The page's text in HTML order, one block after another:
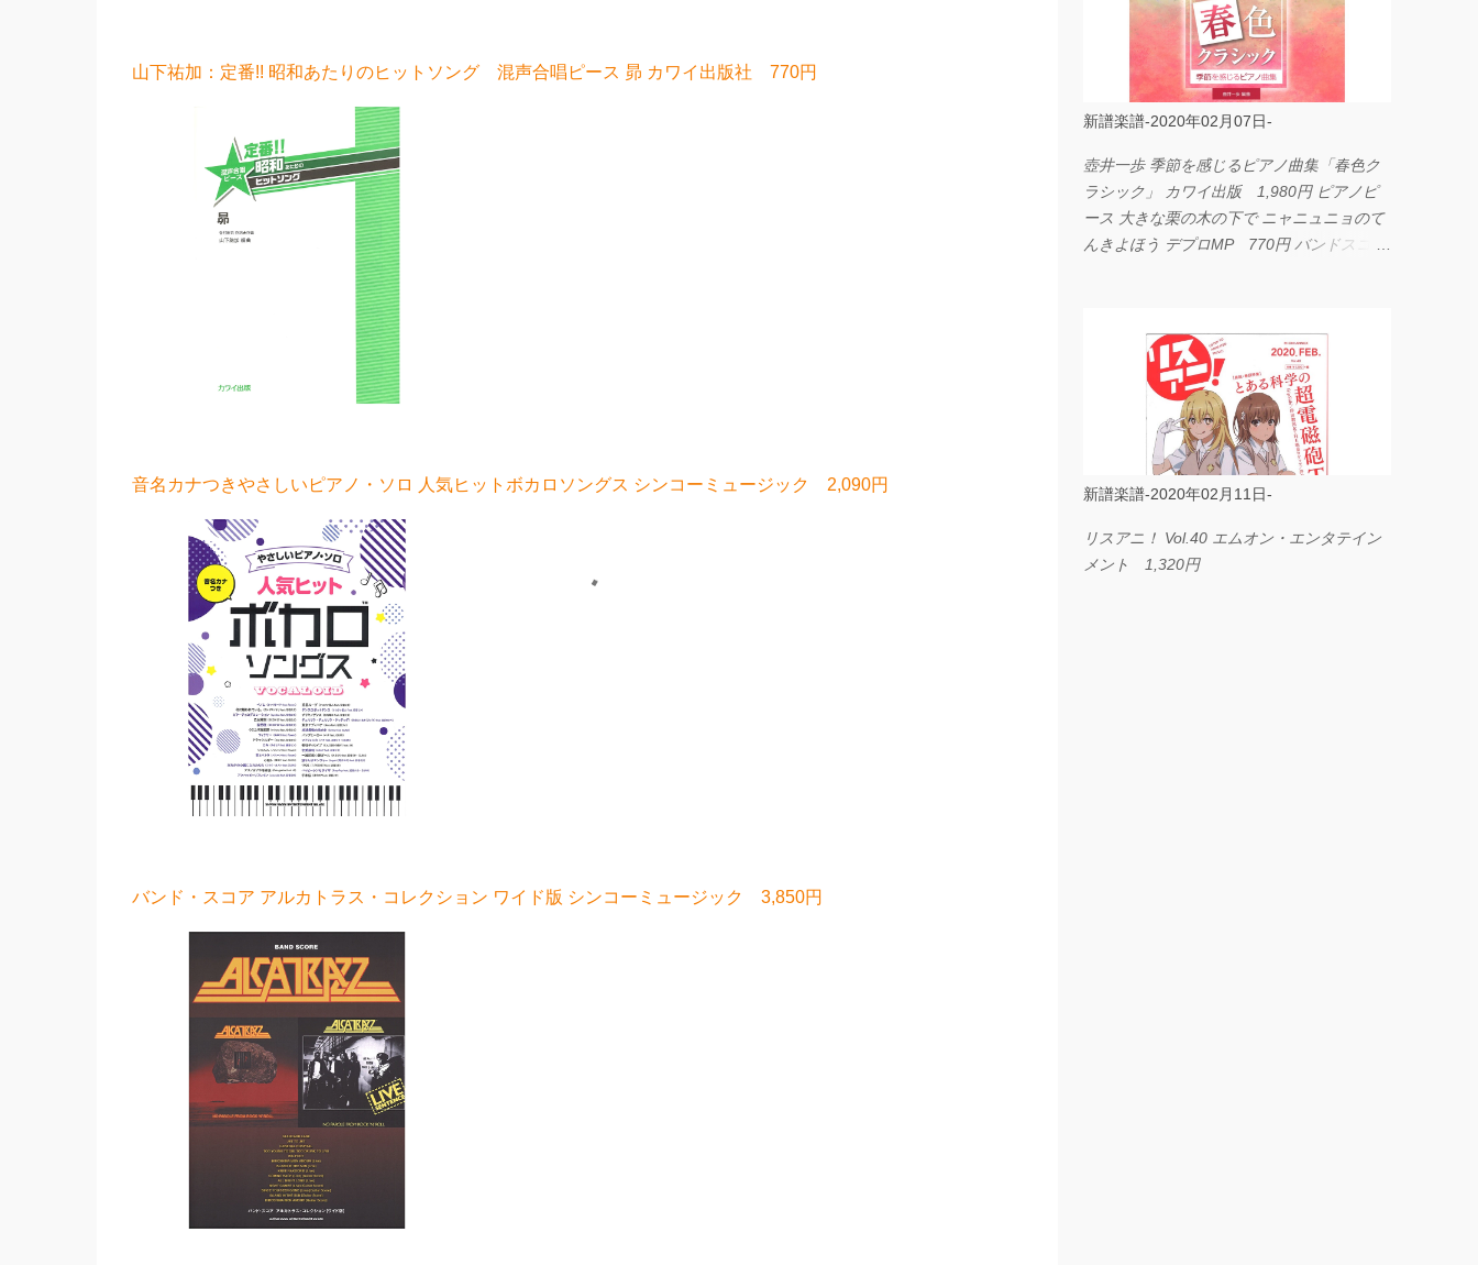
山下祐加：定番!! 昭和あたりのヒットソング 混声合唱ピース 昴 カワイ出版社 770円
音名カナつきやさしいピアノ・ソロ 人気ヒットボカロソングス シンコーミュージック 2,090円
バンド・スコア アルカトラス・コレクション ワイド版 シンコーミュージック 3,850円
新譜楽譜-2020年02月07日-
壺井一歩 季節を感じるピアノ曲集「春色ク
ラシック」 カワイ出版 1,980円 ピアノピ
ース 大きな栗の木の下で ニャニュニョのて
んきよほう デプロMP 770円 バンドスコア
ス I LOVE．．． Official髭男dism やさしく
弾ける ピアノピース フェアリー 660円
BP2225 Kingdom of the Heavens 春畑道哉
バンドピース フェアリー 825円
新譜楽譜-2020年02月11日-
リスアニ！ Vol.40 エムオン・エンタテイン
メント 1,320円